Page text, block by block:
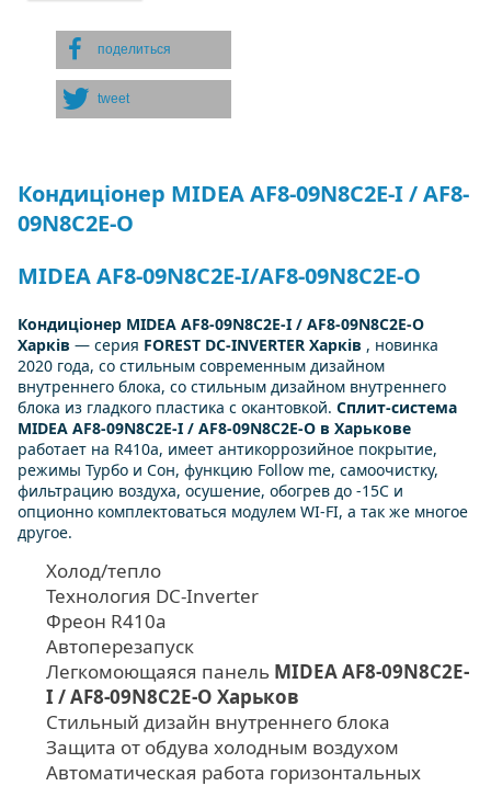
поделиться
tweet
Кондиціонер MIDEA AF8-09N8C2E-I / AF8-
09N8C2E-O
MIDEA AF8-09N8C2E-I/AF8-09N8C2E-O
Кондиціонер MIDEA AF8-09N8C2E-I / AF8-09N8C2E-O
Харків — серия FOREST DC-INVERTER Харків , новинка
2020 года, со стильным современным дизайном
внутреннего блока, со стильным дизайном внутреннего
блока из гладкого пластика с окантовкой.Сплит-система
MIDEA AF8-09N8C2E-I / AF8-09N8C2E-O в Харькове
работает на R410a, имеет антикоррозийное покрытие,
режимы Турбо и Сон, функцию Follow me, самоочистку,
фильтрацию воздуха, осушение, обогрев до -15С и
опционно комплектоваться модулем WI-FI, а так же многое
другое.
Холод/тепло
Технология DC-Inverter
Фреон R410а
Автоперезапуск
Легкомоющаяся панель MIDEA AF8-09N8C2E-
I / AF8-09N8C2E-O Харьков
Стильный дизайн внутреннего блока
Защита от обдува холодным воздухом
Автоматическая работа горизонтальных